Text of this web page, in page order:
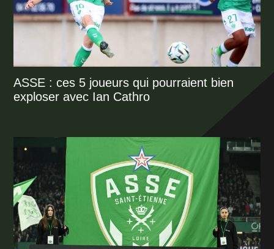
ASSE : ces 5 joueurs qui pourraient bien
exploser avec Ian Cathro